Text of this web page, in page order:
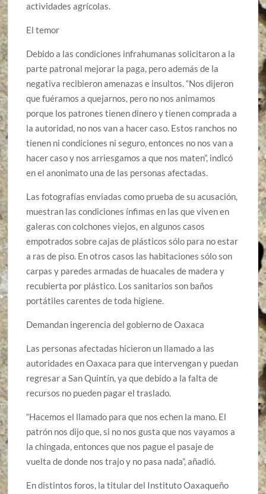
actividades agrícolas.
El temor
Debido a las condiciones infrahumanas solicitaron a la
parte patronal mejorar la paga, pero además de la
negativa recibieron amenazas e insultos. “Nos dijeron
que fuéramos a quejarnos, pero no nos animamos
porque los patrones tienen dinero y tienen comprada a
la autoridad, no nos van a hacer caso. Estos ranchos no
tienen ni condiciones ni seguro, entonces no nos van a
hacer caso y nos arriesgamos a que nos maten”, indicó
en el anonimato una de las personas afectadas.
Las fotografías enviadas como prueba de su acusación,
muestran las condiciones ínfimas en las que viven en
galeras con colchones viejos, en algunos casos
empotrados sobre cajas de plásticos sólo para no estar
a ras de piso. En otros casos las habitaciones sólo son
carpas y paredes armadas de huacales de madera y
recubierta por plástico. Los sanitarios son baños
portátiles carentes de toda higiene.
Demandan ingerencia del gobierno de Oaxaca
Las personas afectadas hicieron un llamado a las
autoridades en Oaxaca para que intervengan y puedan
regresar a San Quintín, ya que debido a la falta de
recursos no pueden pagar el traslado.
“Hacemos el llamado para que nos echen la mano. El
patrón nos dijo que, si no nos gusta que nos vayamos a
la chingada, entonces que nos pague el pasaje de
vuelta de donde nos trajo y no pasa nada”, añadió.
En distintos foros, la titular del Instituto Oaxaqueño